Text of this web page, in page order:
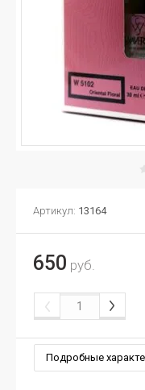
Артикул: 13164
650 руб.
Подробные